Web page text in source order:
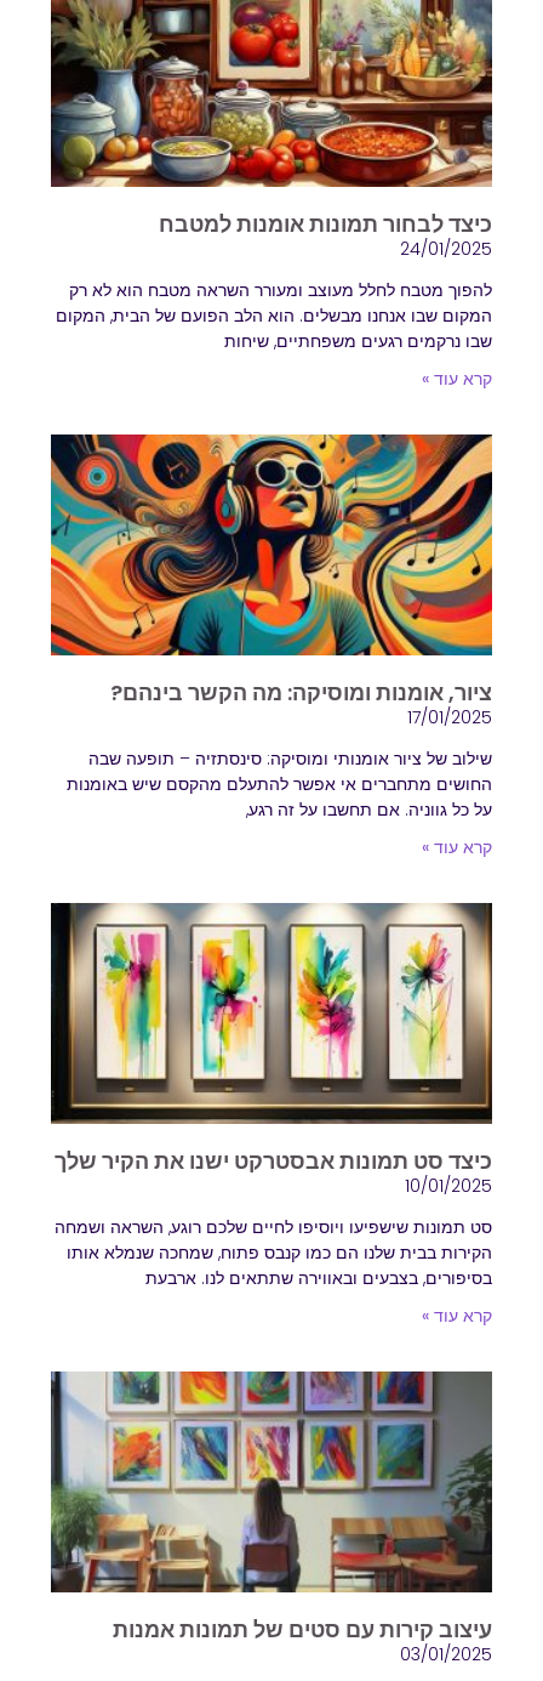
כיצד לבחור תמונות אומנות למטבח
24/01/2025
להפוך מטבח לחלל מעוצב ומעורר השראה מטבח הוא לא רק
המקום שבו אנחנו מבשלים. הוא הלב הפועם של הבית, המקום
שבו נרקמים רגעים משפחתיים, שיחות
קרא עוד »
ציור, אומנות ומוסיקה: מה הקשר בינהם?
17/01/2025
שילוב של ציור אומנותי ומוסיקה: סינסתזיה – תופעה שבה
החושים מתחברים אי אפשר להתעלם מהקסם שיש באומנות
על כל גווניה. אם תחשבו על זה רגע,
קרא עוד »
כיצד סט תמונות אבסטרקט ישנו את הקיר שלך
10/01/2025
סט תמונות שישפיעו ויוסיפו לחיים שלכם רוגע, השראה ושמחה
הקירות בבית שלנו הם כמו קנבס פתוח, שמחכה שנמלא אותו
בסיפורים, בצבעים ובאווירה שתתאים לנו. ארבעת
קרא עוד »
עיצוב קירות עם סטים של תמונות אמנות
03/01/2025